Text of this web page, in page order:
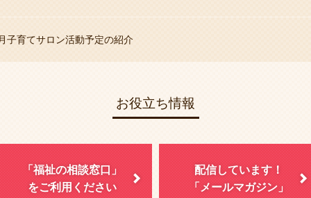
子育てサロン活動予定の紹介
お役立ち情報
「福祉の相談窓口」
をご利用ください
配信しています！
「メールマガジン」